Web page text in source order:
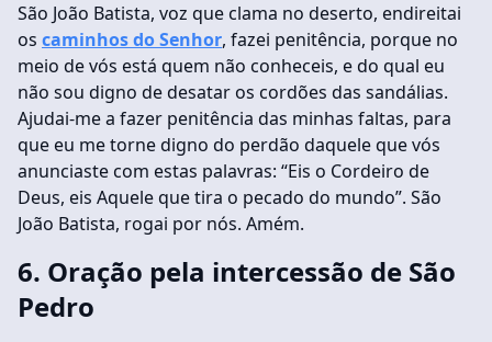
São João Batista, voz que clama no deserto, endireitai
os caminhos do Senhor, fazei penitência, porque no
meio de vós está quem não conheceis, e do qual eu
não sou digno de desatar os cordões das sandálias.
Ajudai-me a fazer penitência das minhas faltas, para
que eu me torne digno do perdão daquele que vós
anunciaste com estas palavras: “Eis o Cordeiro de
Deus, eis Aquele que tira o pecado do mundo”. São
João Batista, rogai por nós. Amém.
6. Oração pela intercessão de São
Pedro